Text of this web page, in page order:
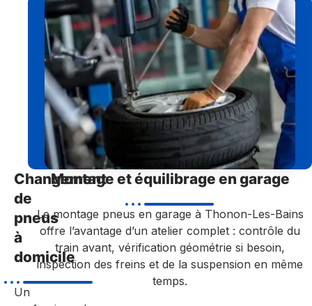
Changement
de
pneus
à
domicile
Un
Montage et équilibrage en garage
Le montage pneus en garage à Thonon-Les-Bains
offre l’avantage d’un atelier complet : contrôle du
train avant, vérification géométrie si besoin,
inspection des freins et de la suspension en même
temps.